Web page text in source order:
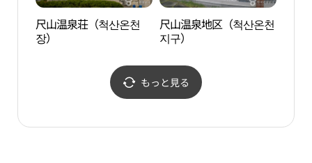
尺山温泉荘（척산온천
장）
尺山温泉地区（척산온천
지구）
もっと見る